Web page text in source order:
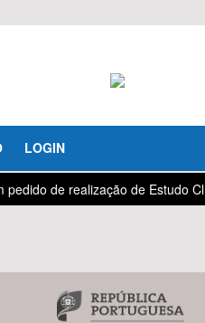
LOGIN
pedido de realização de Estudo